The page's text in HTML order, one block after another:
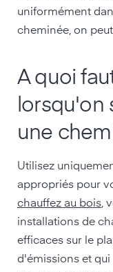
uniformément
cheminée, on
A quoi
lorsqu'on
une
Utilisez
appropriés pour
chauffez au bois,
installations de
efficaces sur le
d'émissions et